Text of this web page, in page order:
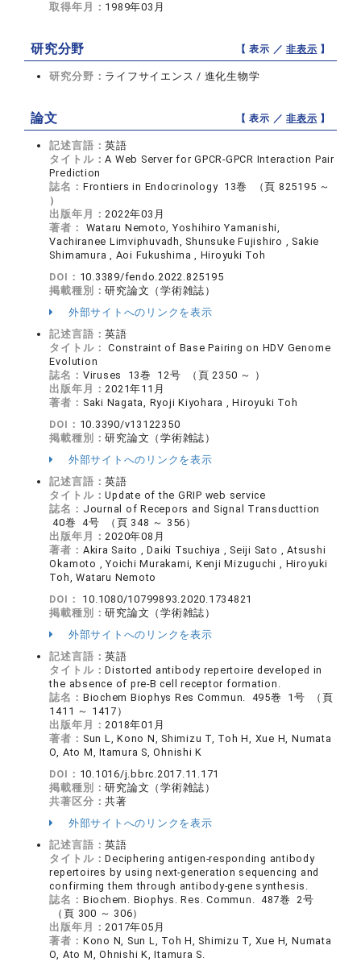
取得年月： 1989年03月
研究分野 【 表示 ／非表示 】
研究分野： ライフサイエンス / 進化生物学
論文 【 表示 ／非表示 】
記述言語：英語
タイトル：A Web Server for GPCR-GPCR Interaction Pair
Prediction
誌名： Frontiers in Endocrinology 13巻 （頁 825195 ～
）
出版年月：2022年03月
著者：
Wataru Nemoto, Yoshihiro Yamanishi,
Vachiranee Limviphuvadh, Shunsuke Fujishiro , Sakie
Shimamura , Aoi Fukushima , Hiroyuki Toh
DOI： 10.3389/fendo.2022.825195
掲載種別：研究論文（学術雑誌）
外部サイトへのリンクを表示
記述言語：英語
タイトル： Constraint of Base Pairing on HDV Genome
Evolution
誌名： Viruses 13巻 12号 （頁 2350 ～ ）
出版年月：2021年11月
著者： Saki Nagata, Ryoji Kiyohara , Hiroyuki Toh
DOI： 10.3390/v13122350
掲載種別：研究論文（学術雑誌）
外部サイトへのリンクを表示
記述言語：英語
タイトル：Update of the GRIP web service
誌名： Journal of Recepors and Signal Transducttion
40巻 4号 （頁 348 ～ 356）
出版年月：2020年08月
著者： Akira Saito , Daiki Tsuchiya , Seiji Sato , Atsushi
Okamoto , Yoichi Murakami, Kenji Mizuguchi , Hiroyuki
Toh, Wataru Nemoto
DOI：
10.1080/10799893.2020.1734821
掲載種別：研究論文（学術雑誌）
外部サイトへのリンクを表示
記述言語：英語
タイトル：Distorted antibody repertoire developed in
the absence of pre-B cell receptor formation.
誌名： Biochem Biophys Res Commun. 495巻 1号 （頁
1411 ～ 1417）
出版年月：2018年01月
著者： Sun L, Kono N, Shimizu T, Toh H, Xue H, Numata
O, Ato M, Itamura S, Ohnishi K
DOI： 10.1016/j.bbrc.2017.11.171
掲載種別：研究論文（学術雑誌）
共著区分：共著
外部サイトへのリンクを表示
記述言語：英語
タイトル：Deciphering antigen-responding antibody
repertoires by using next-generation sequencing and
confirming them through antibody-gene synthesis.
誌名： Biochem. Biophys. Res. Commun. 487巻 2号
（頁 300 ～ 306）
出版年月：2017年05月
著者： Kono N, Sun L, Toh H, Shimizu T, Xue H, Numata
O, Ato M, Ohnishi K, Itamura S.